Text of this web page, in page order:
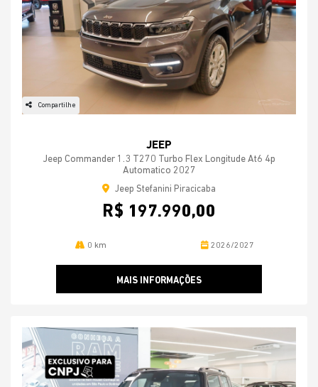
Compartilhe
JEEP
Jeep Commander 1.3 T270 Turbo Flex Longitude At6 4p
Automatico 2027
Jeep Stefanini Piracicaba
R$ 197.990,00
0 km 2026/2027
MAIS INFORMAÇÕES